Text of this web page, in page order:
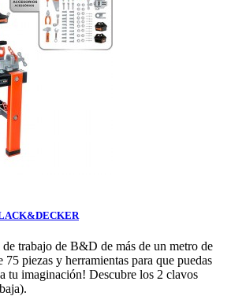
trabajo de B&D de más de un metro de
75 piezas y herramientas para que puedas
tu imaginación! Descubre los 2 clavos